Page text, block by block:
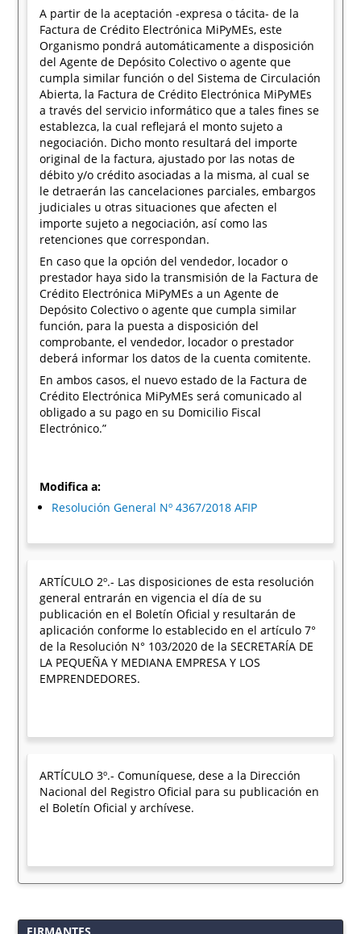
A partir de la aceptación -expresa o tácita- de la
Factura de Crédito Electrónica MiPyMEs, este
Organismo pondrá automáticamente a disposición
del Agente de Depósito Colectivo o agente que
cumpla similar función o del Sistema de Circulación
Abierta, la Factura de Crédito Electrónica MiPyMEs
a través del servicio informático que a tales fines se
establezca, la cual reflejará el monto sujeto a
negociación. Dicho monto resultará del importe
original de la factura, ajustado por las notas de
débito y/o crédito asociadas a la misma, al cual se
le detraerán las cancelaciones parciales, embargos
judiciales u otras situaciones que afecten el
importe sujeto a negociación, así como las
retenciones que correspondan.
En caso que la opción del vendedor, locador o
prestador haya sido la transmisión de la Factura de
Crédito Electrónica MiPyMEs a un Agente de
Depósito Colectivo o agente que cumpla similar
función, para la puesta a disposición del
comprobante, el vendedor, locador o prestador
deberá informar los datos de la cuenta comitente.
En ambos casos, el nuevo estado de la Factura de
Crédito Electrónica MiPyMEs será comunicado al
obligado a su pago en su Domicilio Fiscal
Electrónico.”
Modifica a:
Resolución General Nº 4367/2018 AFIP
ARTÍCULO 2º.- Las disposiciones de esta resolución
general entrarán en vigencia el día de su
publicación en el Boletín Oficial y resultarán de
aplicación conforme lo establecido en el artículo 7°
de la Resolución N° 103/2020 de la SECRETARÍA DE
LA PEQUEÑA Y MEDIANA EMPRESA Y LOS
EMPRENDEDORES.
ARTÍCULO 3º.- Comuníquese, dese a la Dirección
Nacional del Registro Oficial para su publicación en
el Boletín Oficial y archívese.